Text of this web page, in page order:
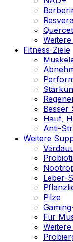
Fitness-Ziele
Besser
Haut,
Anti-
Weitere
Leber-
Pilze
Für